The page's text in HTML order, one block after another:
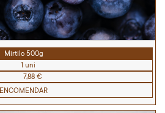
Mirtilo 500g
1 uni
7,88 €
ENCOMENDAR